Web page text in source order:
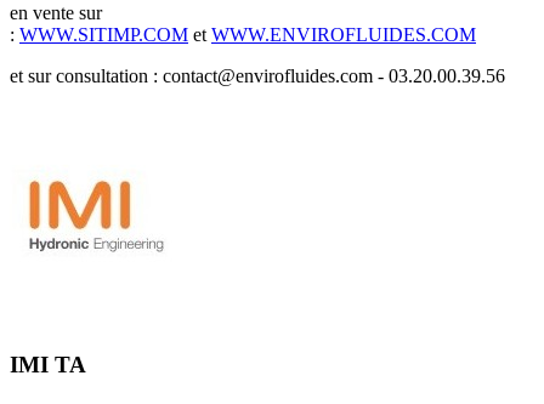
en vente sur
: WWW.SITIMP.COM et WWW.ENVIROFLUIDES.COM
et sur consultation : contact@envirofluides.com - 03.20.00.39.56
IMI TA